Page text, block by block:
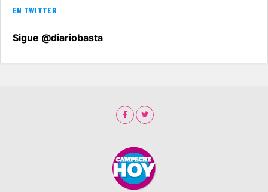
EN TWITTER
Sigue @diariobasta